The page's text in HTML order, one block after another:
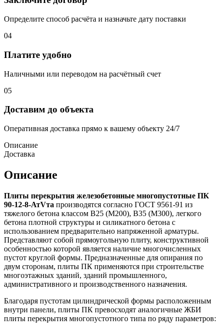
Определите способ расчёта и назначьте дату поставки
04
Платите удобно
Наличными или переводом на расчётный счет
05
Доставим до объекта
Оперативная доставка прямо к вашему объекту 24/7
Описание
Доставка
Описание
Плиты перекрытия железобетонные многопустотные ПК
90-12-8-АтVта производятся согласно ГОСТ 9561-91 из
тяжелого бетона классом В25 (М200), В35 (М300), легкого
бетона плотной структуры и силикатного бетона с
использованием предварительно напряженной арматуры.
Представляют собой прямоугольную плиту, конструктивной
особенностью которой является наличие многочисленных
пустот круглой формы. Предназначенные для опирания по
двум сторонам, плиты ПК применяются при строительстве
многоэтажных зданий, зданий промышленного,
административного и производственного назначения.
Благодаря пустотам цилиндрической формы расположенным
внутри панели, плиты ПК превосходят аналогичные ЖБИ
плиты перекрытия многопустотного типа по ряду параметров: